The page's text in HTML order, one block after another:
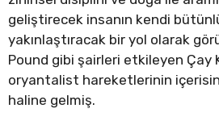
geliştirecek insanın kendi
yakınlaştıracak bir yol olarak
Pound gibi şairleri etkileyen Çay
oryantalist hareketlerinin
haline gelmiş.